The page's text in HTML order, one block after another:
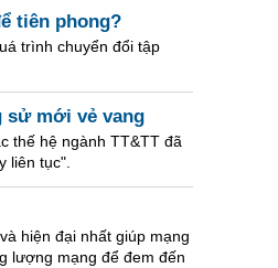
tiên phong?
trình chuyển đổi tập
sử mới vẻ vang
thế hệ ngành TT&TT đã
liên tục".
hiện đại nhất giúp mạng
lượng mạng để đem đến